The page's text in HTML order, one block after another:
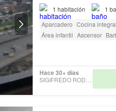
1 habitación 1
Aparcadero Cocina integral
Área infantil Ascensor
Hace 30+ días
SIGIFREDO RODRIGUEZ